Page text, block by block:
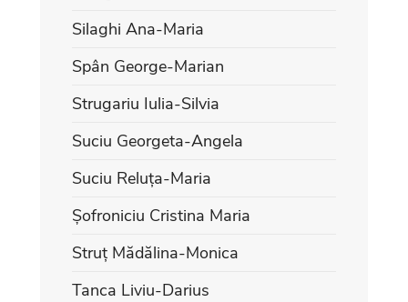
Silaghi Ana-Maria
Spân George-Marian
Strugariu Iulia-Silvia
Suciu Georgeta-Angela
Suciu Reluța-Maria
Șofroniciu Cristina Maria
Struț Mădălina-Monica
Tanca Liviu-Darius